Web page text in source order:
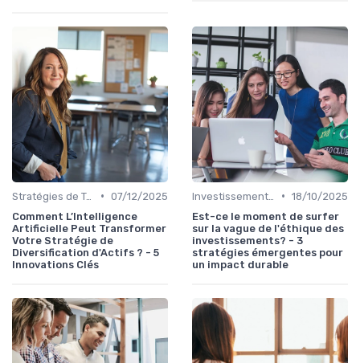
Stratégies de Trading • 07/12/2025
Comment L’Intelligence
Artificielle Peut Transformer
Votre Stratégie de
Diversification d'Actifs ? - 5
Innovations Clés
• 18/10/2025
Est-ce le moment de surfer
sur la vague de l'éthique des
investissements? - 3
stratégies émergentes pour
un impact durable